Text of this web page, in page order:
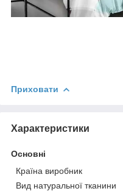
Приховати
Характеристики
Основні
Країна виробник
Вид натуральної тканини